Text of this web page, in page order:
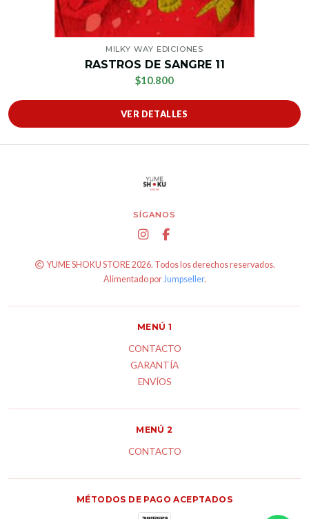
MILKY WAY EDICIONES
RASTROS DE SANGRE 11
$10.800
VER DETALLES
SÍGANOS
YUME SHOKU STORE 2026. Todos los derechos reservados.
Alimentado porJumpseller.
MENÚ 1
CONTACTO
GARANTÍA
ENVÍOS
MENÚ 2
CONTACTO
MÉTODOS DE PAGO ACEPTADOS